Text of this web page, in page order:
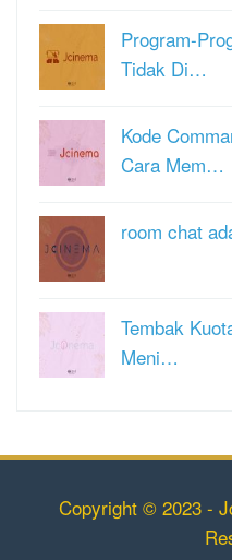
Program-
Tidak Di…
Kode
Cara Mem…
room chat
Tembak
Meni…
Copyright © 2023 -